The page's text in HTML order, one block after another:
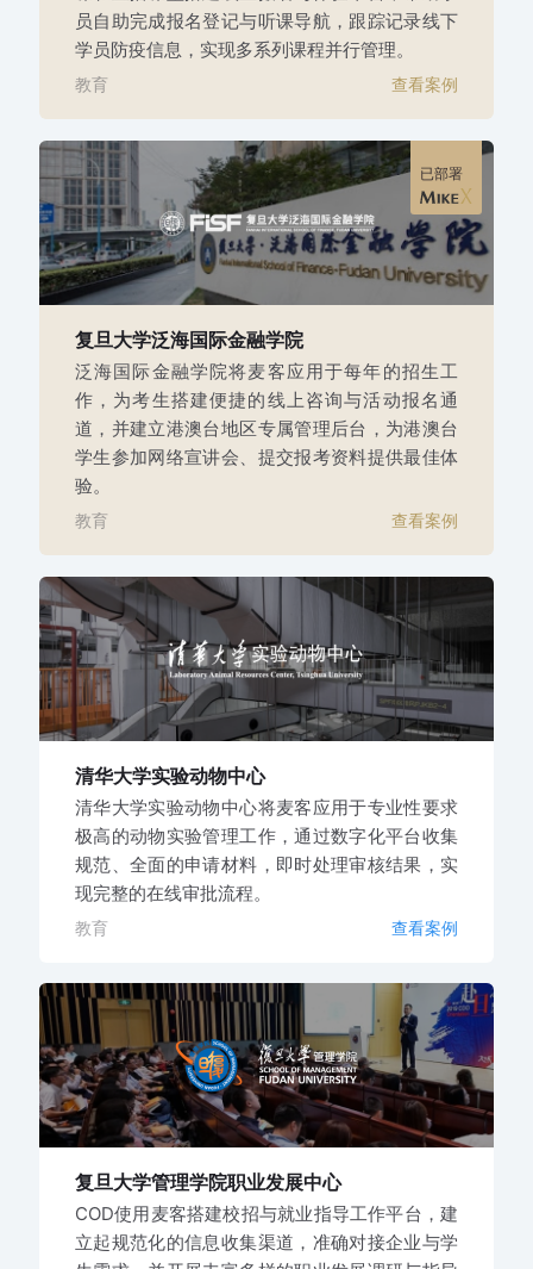
员自助完成报名登记与听课导航，跟踪记录线下
学员防疫信息，实现多系列课程并行管理。
教育 查看案例
已部署
复旦大学泛海国际金融学院
泛海国际金融学院将麦客应用于每年的招生工
作，为考生搭建便捷的线上咨询与活动报名通
道，并建立港澳台地区专属管理后台，为港澳台
学生参加网络宣讲会、提交报考资料提供最佳体
验。
教育 查看案例
清华大学实验动物中心
清华大学实验动物中心将麦客应用于专业性要求
极高的动物实验管理工作，通过数字化平台收集
规范、全面的申请材料，即时处理审核结果，实
现完整的在线审批流程。
教育 查看案例
复旦大学管理学院职业发展中心
COD使用麦客搭建校招与就业指导工作平台，建
立起规范化的信息收集渠道，准确对接企业与学